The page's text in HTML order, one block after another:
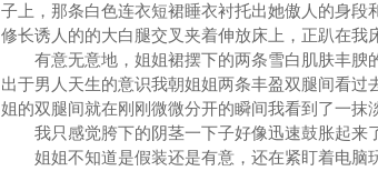
子上，那条白色连衣短裙睡衣衬托出她傲人的身
修长诱人的的大白腿交叉夹着伸放床上，正趴在我
有意无意地，姐姐裙摆下的两条雪白肌肤丰腴
出于男人天生的意识我朝姐姐两条丰盈双腿间看
姐的双腿间就在刚刚微微分开的瞬间我看到了一
我只感觉胯下的阴茎一下子好像迅速鼓胀起来了
姐姐不知道是假装还是有意，还在紧盯着电脑